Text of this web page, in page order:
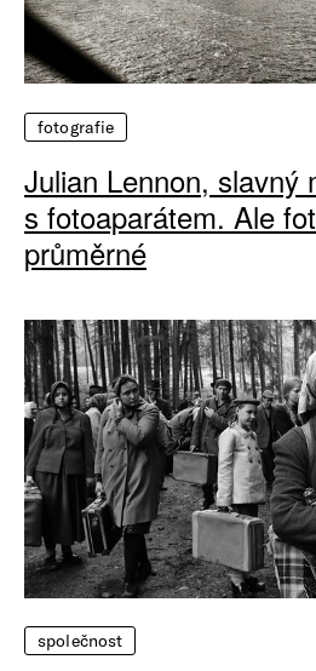
fotografie
Julian Lennon, slavný
s fotoaparátem. Ale
průměrné
společnost